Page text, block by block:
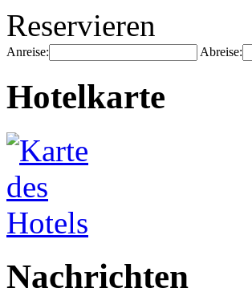
Reservieren
Anreise: Abreise:
Hotelkarte
Nachrichten